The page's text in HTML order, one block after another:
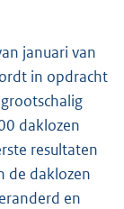
januari van
in opdracht
daklozen
resultaten
de daklozen
en